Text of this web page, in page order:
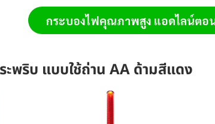
กระบองไฟคุณภาพสูง แอดไลน์ตอ
ะพริบ แบบใช้ถ่าน AA ด้ามสีแดง